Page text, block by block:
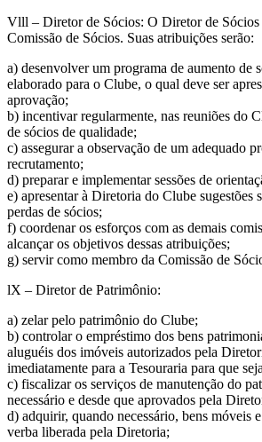
Vlll – Diretor de Sócios: O Diretor de Sócios
Comissão de Sócios. Suas atribuições serão:
a) desenvolver um programa de aumento de
elaborado para o Clube, o qual deve ser
aprovação;
b) incentivar regularmente, nas reuniões do
de sócios de qualidade;
c) assegurar a observação de um adequado
recrutamento;
d) preparar e implementar sessões de
e) apresentar à Diretoria do Clube sugestões
perdas de sócios;
f) coordenar os esforços com as demais
alcançar os objetivos dessas atribuições;
g) servir como membro da Comissão de
lX – Diretor de Patrimônio:
a) zelar pelo patrimônio do Clube;
b) controlar o empréstimo dos bens
aluguéis dos imóveis autorizados pela
imediatamente para a Tesouraria para que
c) fiscalizar os serviços de manutenção do
necessário e desde que aprovados pela
d) adquirir, quando necessário, bens móveis
verba liberada pela Diretoria;